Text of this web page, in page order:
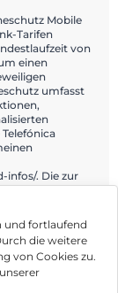
und fortlaufend
die weitere
von Cookies zu.
Mobile
Tarifen
von
einen
umfasst
infos/. Die zur
Gegenstand von